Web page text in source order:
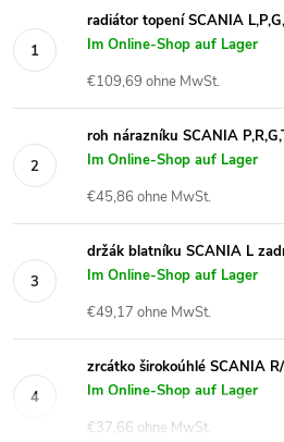
radiátor topení SCANIA
Im Online-Shop auf Lager
€109,69 ohne MwSt.
roh nárazníku SCANIA
Im Online-Shop auf Lager
€45,86 ohne MwSt.
držák blatníku SCANIA L
Im Online-Shop auf Lager
€49,17 ohne MwSt.
zrcátko širokoúhlé SCANIA
Im Online-Shop auf Lager
€37,66 ohne MwSt.